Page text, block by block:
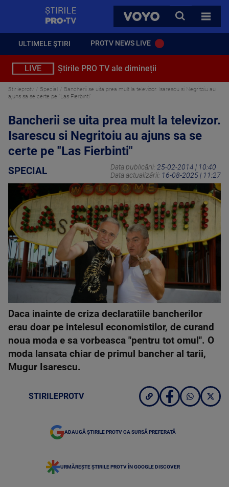
VOYO
CAUTA
TOATE
ULTIMELE ȘTIRI PROTV NEWS LIVE
LIVE Știrile PRO TV ale dimineții
Stirileprotv Special
Bancherii se uita prea mult la televizor. Isarescu si Negritoiu au
ajuns sa se certe pe "Las Fierbinti"
Bancherii se uita prea mult la televizor.
Isarescu si Negritoiu au ajuns sa se
certe pe "Las Fierbinti"
SPECIAL Data publicării: 25-02-2014 | 10:40
Data actualizării: 16-08-2025 | 11:27
Daca inainte de criza declaratiile bancherilor
erau doar pe intelesul economistilor, de curand
noua moda e sa vorbeasca "pentru tot omul". O
moda lansata chiar de primul bancher al tarii,
Mugur Isarescu.
STIRILEPROTV
ADAUGĂ ȘTIRILE PROTV CA SURSĂ PREFERATĂ
URMĂREȘTE ȘTIRILE PROTV ÎN GOOGLE DISCOVER